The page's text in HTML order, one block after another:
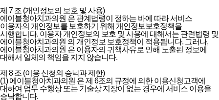
제 7 조 (개인정보의 보호 및 사용)
에이블청아치과의원 은 관계법령이 정하는 바에 따라 서비스
이용자의 개인정보를 보호하기 위해 개인정보보호정책을
시행합니다. 이용자 개인정보의 보호 및 사용에 대해서는 관련법령 및
에이블청아치과의원 의 개인정보 보호정책이 적용됩니다. 그러나,
에이블청아치과의원 은 이용자의 귀책사유로 인해 노출된 정보에
대해서 일체의 책임을 지지 않습니다.
제 8 조 (이용 신청의 승낙과 제한)
(1) 에이블청아치과의원 은 제 6조의 규정에 의한 이용신청고객에
대하여 업무 수행상 또는 기술상 지장이 없는 경우에 서비스 이용을
승낙합니다.